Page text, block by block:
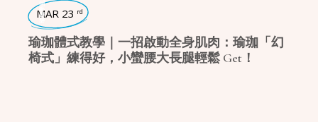
瑜珈學堂
MAR 23 rd
瑜珈體式教學｜一招啟動全身肌肉：瑜珈「幻
椅式」練得好，小蠻腰大長腿輕鬆 Get！